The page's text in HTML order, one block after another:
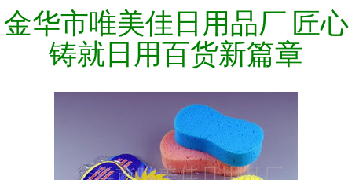
金华市唯美佳日用品厂 匠心
铸就日用百货新篇章